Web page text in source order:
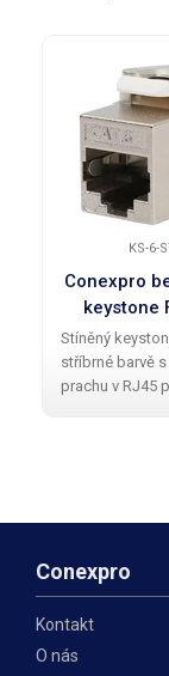
KS-6-
Conexpro
keystone
Stíněný
stříbrné barvě
prachu v RJ45
Conexpro
Kontakt
O nás